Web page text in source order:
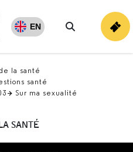
EN
Rechercher
la santé
santé
Sur ma sexualité
SANTÉ